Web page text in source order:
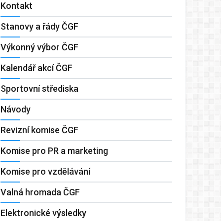
Kontakt
Stanovy a řády ČGF
Výkonný výbor ČGF
Kalendář akcí ČGF
Sportovní střediska
Návody
Revizní komise ČGF
Komise pro PR a marketing
Komise pro vzdělávání
Valná hromada ČGF
Elektronické výsledky